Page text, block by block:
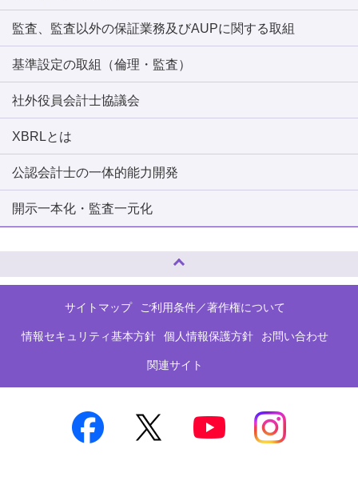
監査、監査以外の保証業務及びAUPに関する取組
基準設定の取組（倫理・監査）
社外役員会計士協議会
XBRLとは
公認会計士の一体的能力開発
開示一本化・監査一元化
サイトマップ ご利用条件／著作権について
情報セキュリティ基本方針 個人情報保護方針 お問い合わせ
関連サイト